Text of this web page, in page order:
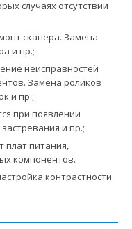
случаях отсутствии
сканера. Замена
и пр.;
неисправностей
Замена роликов
и пр.;
при появлении
и пр.;
питания,
компонентов.
контрастности